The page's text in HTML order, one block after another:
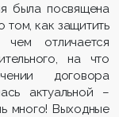
была посвящена
том, как защитить
отличается
на что
договора
актуальной –
много! Выходные